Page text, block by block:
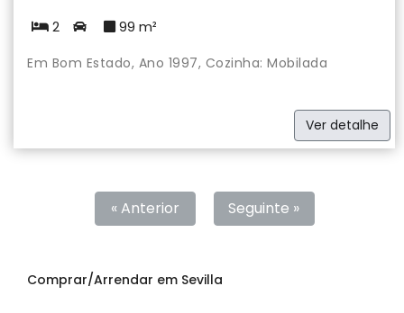
2 99 m²
Em Bom Estado, Ano 1997, Cozinha: Mobilada
Ver detalhe
« Anterior Seguinte »
Comprar/Arrendar em Sevilla